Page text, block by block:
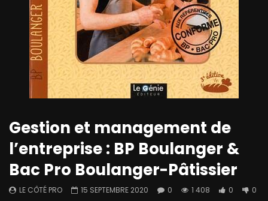
Gestion et management de
l’entreprise : BP Boulanger &
Bac Pro Boulanger-Pâtissier
LE CÔTÉ PRO 15 SEPTEMBRE 2020 0 1 408 0 0